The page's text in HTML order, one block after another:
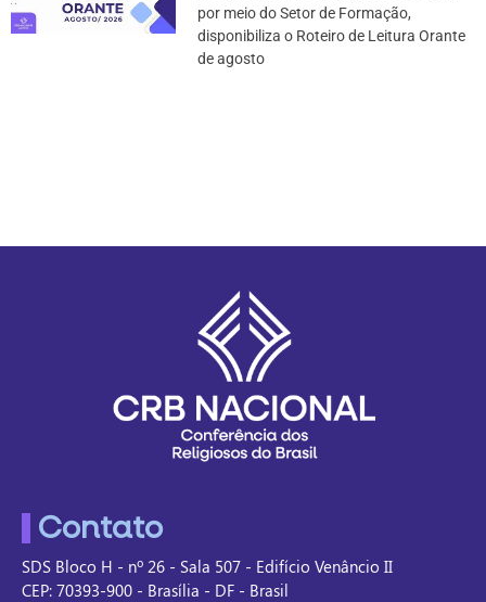
por meio do Setor de Formação,
disponibiliza o Roteiro de Leitura Orante
de agosto
Contato
SDS Bloco H - nº 26 - Sala 507 - Edifício Venâncio II
CEP: 70393-900 - Brasília - DF - Brasil